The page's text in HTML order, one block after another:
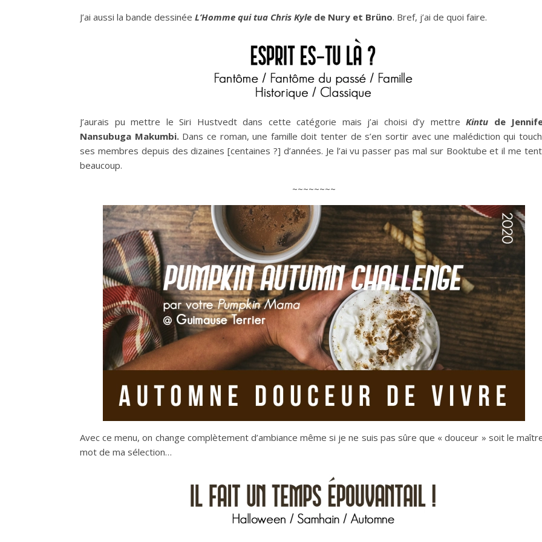
J’ai aussi la bande dessinée L’Homme qui tua Chris Kyle de Nury et Brüno. Bref, j’ai de quoi faire.
J’aurais pu mettre le Siri Hustvedt dans cette catégorie mais j’ai choisi d’y mettre Kintu de
Nansubuga Makumbi.Dans ce roman, une famille doit tenter de s’en sortir avec une malédiction qui
ses membres depuis des dizaines [centaines ?] d’années. Je l’ai vu passer pas mal sur Booktube et il me
beaucoup.
~~~~~~~~
Avec ce menu, on change complètement d’ambiance même si je ne suis pas sûre que « douceur » soit le
mot de ma sélection…